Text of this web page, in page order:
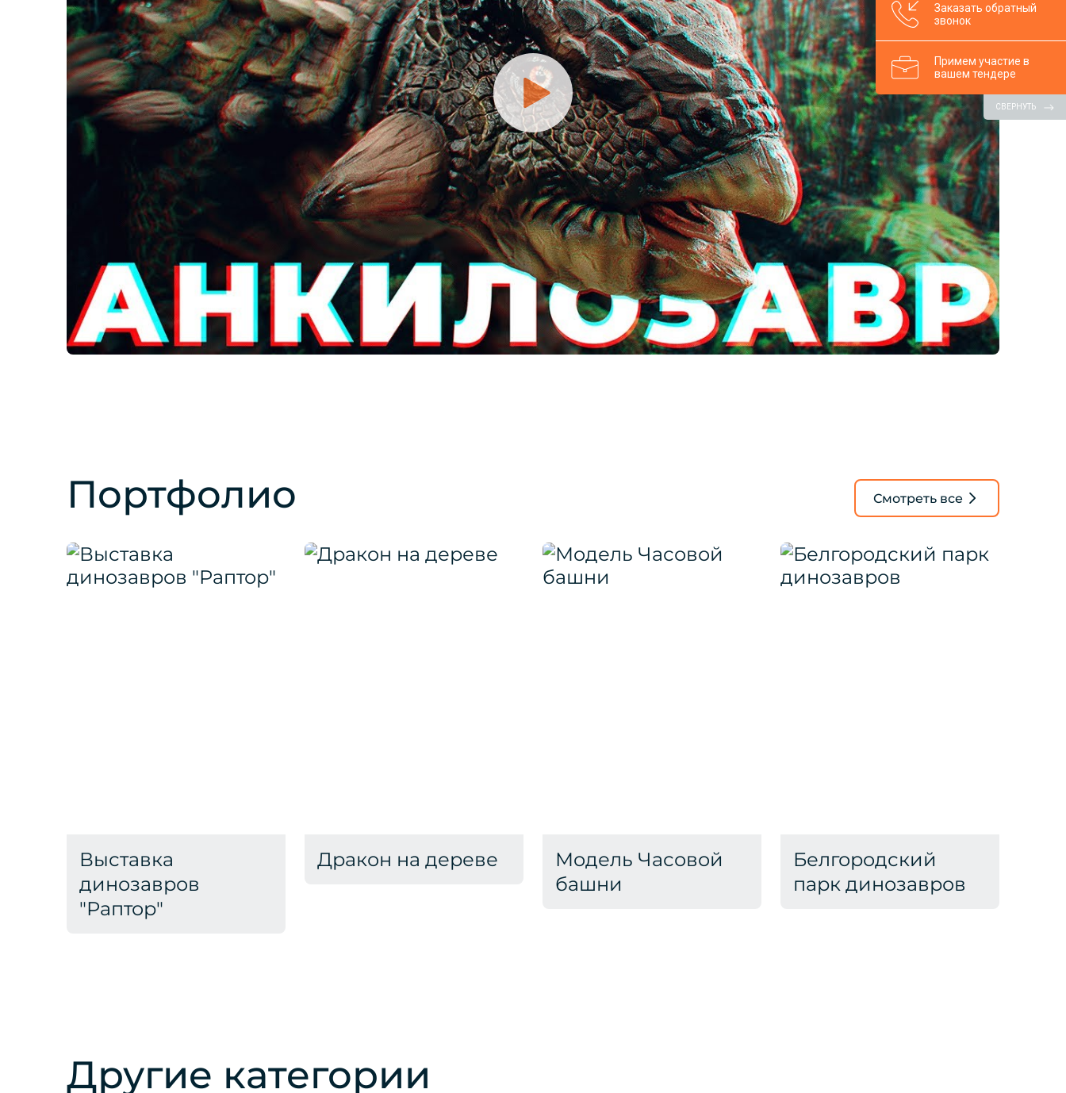
Портфолио Смотреть все
Выставка
динозавров
"Раптор"
Дракон на дереве
Модель Часовой
башни
Белгородский
парк динозавров
Другие категории
Заказать обратный
звонок
Примем участие в
вашем тендере
СВЕРНУТЬ